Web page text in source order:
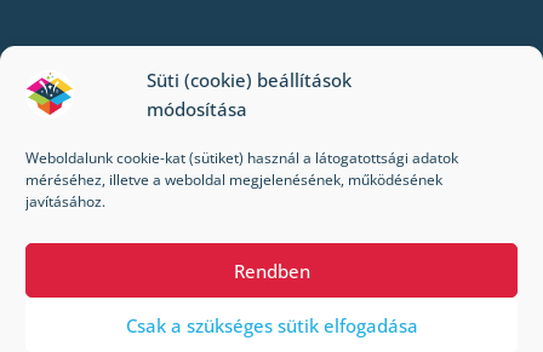
Süti (cookie) beállítások
módosítása
Weboldalunk cookie-kat (sütiket) használ a látogatottsági adatok
méréséhez, illetve a weboldal megjelenésének, működésének
javításához.
Rendben
Csak a szükséges sütik elfogadása
RÓLUNK
Kik vagyunk mi?